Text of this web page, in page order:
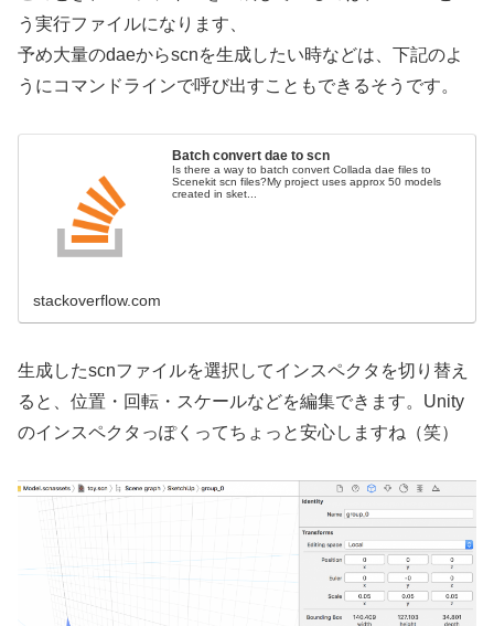
う実行ファイルになります、
予め大量のdaeからscnを生成したい時などは、下記のよ
うにコマンドラインで呼び出すこともできるそうです。
Batch convert dae to scn
Is there a way to batch convert Collada dae files to
Scenekit scn files?My project uses approx 50 models
created in sket...
stackoverflow.com
生成したscnファイルを選択してインスペクタを切り替え
ると、位置・回転・スケールなどを編集できます。Unity
のインスペクタっぽくってちょっと安心しますね（笑）